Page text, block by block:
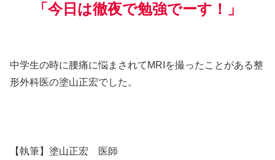
「今日は徹夜で勉強でーす！」
中学生の時に腰痛に悩まされてMRIを撮ったことがある整
形外科医の塗山正宏でした。
【執筆】塗山正宏 医師